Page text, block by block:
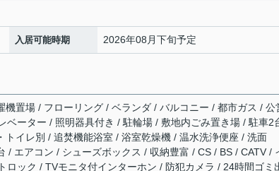
入居可能時期 2026年08月下旬予定
置場 / フローリング / ベランダ / バルコニー / 都市ガス / 公
ベーター / 照明器具付き / 駐輪場 / 敷地内ごみ置き場 / 駐車2
イレ別 / 追焚機能浴室 / 浴室乾燥機 / 温水洗浄便座 / 洗面
/ エアコン / シューズボックス / 収納豊富 / CS / BS / CATV /
ロック / TVモニタ付インターホン / 防犯カメラ / 24時間ゴミ